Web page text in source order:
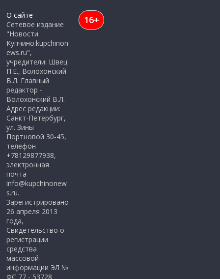
О сайте
Сетевое издание
"Новости
Купчино:kupchinon
ews.ru",
учредители: Швец
П.Е., Волохонский
В.Л. Главный
редактор -
Волохонский В.Л.
Адрес редакции:
Санкт-Петербург,
ул. Зины
Портновой 30-45,
телефон
+78129877938,
электронная
почта
info@kupchinonew
s.ru.
Зарегистрировано
26 апреля 2013
года,
Свидетельство о
регистрации
средства
массовой
информации ЭЛ №
ФС 77 - 53728
16+